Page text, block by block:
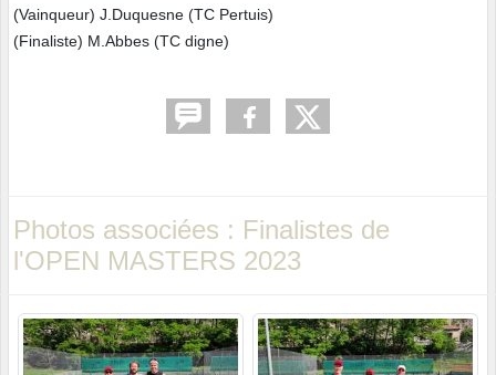
(Vainqueur) J.Duquesne (TC Pertuis)
(Finaliste) M.Abbes (TC digne)
Photos associées : Finalistes de
l'OPEN MASTERS 2023